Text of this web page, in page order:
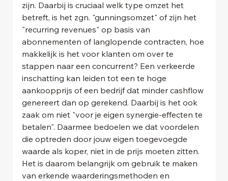
zijn. Daarbij is cruciaal welk type omzet het
betreft, is het zgn. "gunningsomzet" of zijn het
"recurring revenues" op basis van
abonnementen of langlopende contracten, hoe
makkelijk is het voor klanten om over te
stappen naar een concurrent? Een verkeerde
inschatting kan leiden tot een te hoge
aankoopprijs of een bedrijf dat minder cashflow
genereert dan op gerekend. Daarbij is het ook
zaak om niet "voor je eigen synergie-effecten te
betalen". Daarmee bedoelen we dat voordelen
die optreden door jouw eigen toegevoegde
waarde als koper, niet in de prijs moeten zitten.
Het is daarom belangrijk om gebruik te maken
van erkende waarderingsmethoden en